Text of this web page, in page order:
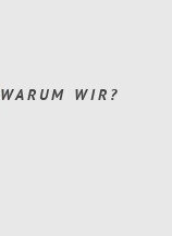
WARUM WIR?